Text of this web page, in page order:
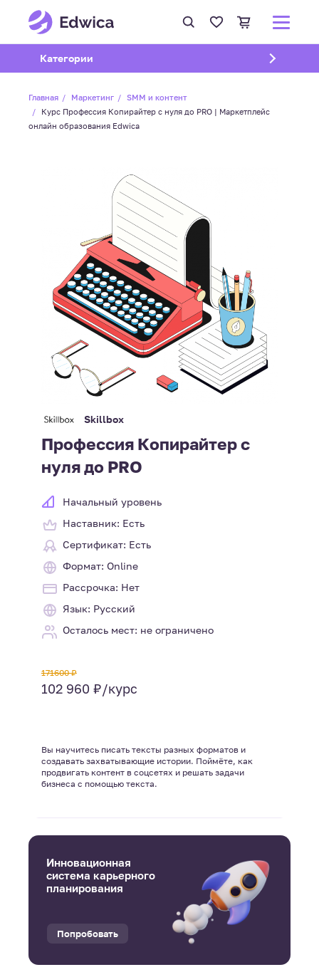
Открыть подменю
Категории
Главная Маркетинг
SMM и контент
Курс Профессия Копирайтер с нуля до PRO | Маркетплейс
онлайн образования Edwica
Skillbox
Профессия Копирайтер с
нуля до PRO
Начальный уровень
Наставник: Есть
Сертификат: Есть
Формат: Online
Рассрочка: Нет
Язык: Русский
Осталось мест: не ограничено
171600 ₽
102 960 ₽/курс
Вы научитесь писать тексты разных форматов и
создавать захватывающие истории. Поймёте, как
продвигать контент в соцсетях и решать задачи
бизнеса с помощью текста.
Инновационная
система карьерного
планирования
Попробовать